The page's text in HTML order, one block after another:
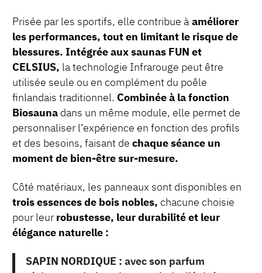
Prisée par les sportifs, elle contribue à améliorer
les performances, tout en limitant le risque de
blessures. Intégrée aux saunas FUN et
CELSIUS, la technologie Infrarouge peut être
utilisée seule ou en complément du poêle
finlandais traditionnel. Combinée à la fonction
Biosauna dans un même module, elle permet de
personnaliser l’expérience en fonction des profils
et des besoins, faisant de chaque séance un
moment de bien-être sur-mesure.
Côté matériaux, les panneaux sont disponibles en
trois essences de bois nobles, chacune choisie
pour leurrobustesse, leur durabilité et leur
élégance naturelle :
SAPIN NORDIQUE : avec son parfum